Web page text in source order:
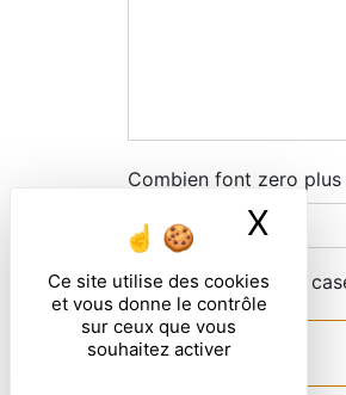
Ce site utilise des cookies
et vous donne le contrôle
sur ceux que vous
souhaitez activer
X
Combien font zero plus
En cochant cette